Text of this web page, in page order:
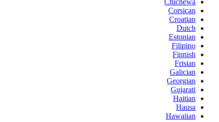
Chichewa
Corsican
Croatian
Dutch
Estonian
Filipino
Finnish
Frisian
Galician
Georgian
Gujarati
Haitian
Hausa
Hawaiian